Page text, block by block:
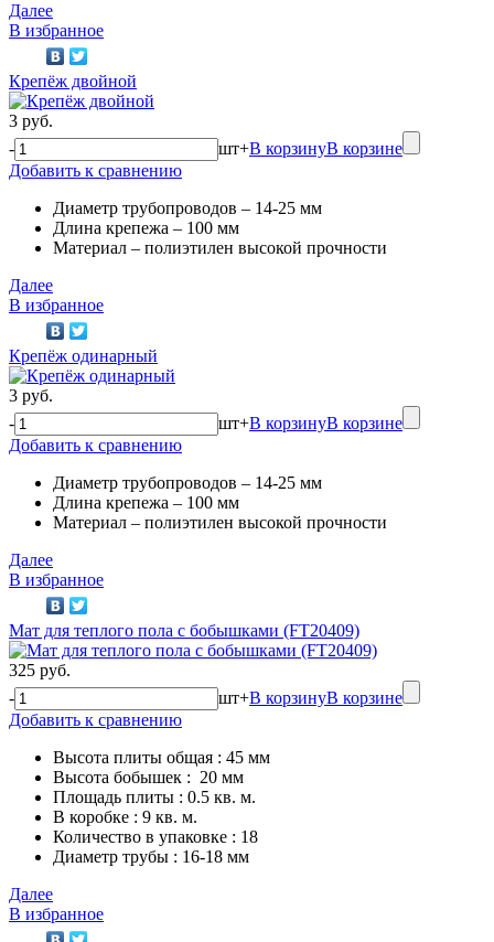
Далее
В избранное
Крепёж двойной
3 руб.
-
шт+В корзинуВ корзине
Добавить к сравнению
Диаметр трубопроводов – 14-25 мм
Длина крепежа – 100 мм
Материал – полиэтилен высокой прочности
Далее
В избранное
Крепёж одинарный
3 руб.
-
шт+В корзинуВ корзине
Добавить к сравнению
Диаметр трубопроводов – 14-25 мм
Длина крепежа – 100 мм
Материал – полиэтилен высокой прочности
Далее
В избранное
Мат для теплого пола с бобышками (FT20409)
325 руб.
-
шт+В корзинуВ корзине
Добавить к сравнению
Высота плиты общая : 45 мм
Высота бобышек : 20 мм
Площадь плиты : 0.5 кв. м.
В коробке : 9 кв. м.
Количество в упаковке : 18
Диаметр трубы : 16-18 мм
Далее
В избранное